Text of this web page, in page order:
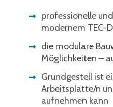
professionelle
modernem TEC-
die modulare
Möglichkeiten –
Grundgestell ist
Arbeitsplatte/n
aufnehmen kann